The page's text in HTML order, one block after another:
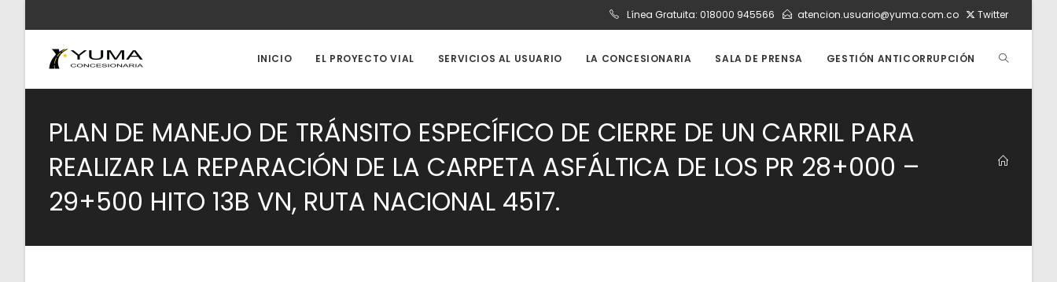
contenido
Línea Gratuita: 018000 945566 atencion.usuario@yuma.com.co Twitter
INICIO EL PROYECTO VIAL SERVICIOS AL USUARIO LA CONCESIONARIA SALA DE PRENSA GESTIÓN ANTICORRUPCIÓN ALTERNAR
PLAN DE MANEJO DE TRÁNSITO ESPECÍFICO DE CIERRE DE UN CARRIL PARA
REALIZAR LA REPARACIÓN DE LA CARPETA ASFÁLTICA DE LOS PR 28+000 –
29+500 HITO 13B VN, RUTA NACIONAL 4517.